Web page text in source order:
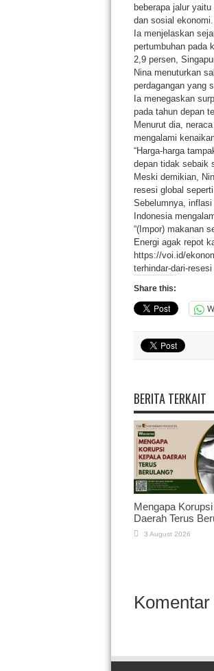
beberapa jalur
dan sosial ekonomi.
Ia menjelaskan
pertumbuhan pada
2,9 persen,
Nina menuturkan
perdagangan yang
Ia menegaskan
pada tahun depan
Menurut dia,
mengalami
“Harga-harga
depan tidak sebaik
Meski demikian,
resesi global
Sebelumnya,
Indonesia
“(Impor) makanan
Energi agak repot
https://voi.id/
terhindar-dari-resesi
Share this:
BERITA TERKAIT
Mengapa
Daerah Terus
3 August 2026
Komentar